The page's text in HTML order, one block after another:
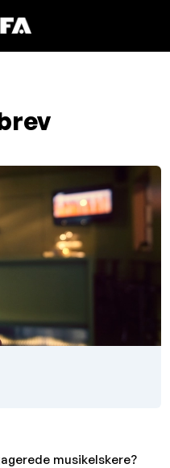
musikelskere?